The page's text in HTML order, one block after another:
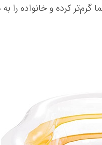
گرم‌تر کرده و خانواده